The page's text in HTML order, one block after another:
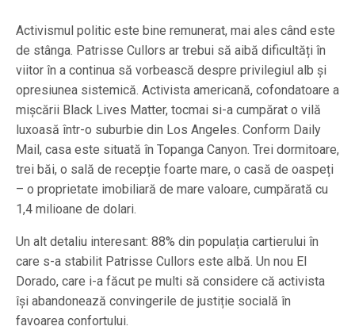
Activismul politic este bine remunerat, mai ales când este
de stânga. Patrisse Cullors ar trebui să aibă dificultăți în
viitor în a continua să vorbească despre privilegiul alb și
opresiunea sistemică. Activista americană, cofondatoare a
mișcării Black Lives Matter, tocmai si-a cumpărat o vilă
luxoasă într-o suburbie din Los Angeles. Conform Daily
Mail, casa este situată în Topanga Canyon. Trei dormitoare,
trei băi, o sală de recepție foarte mare, o casă de oaspeți
– o proprietate imobiliară de mare valoare, cumpărată cu
1,4 milioane de dolari.
Un alt detaliu interesant: 88% din populația cartierului în
care s-a stabilit Patrisse Cullors este albă. Un nou El
Dorado, care i-a făcut pe multi să considere că activista
își abandonează convingerile de justiție socială în
favoarea confortului.